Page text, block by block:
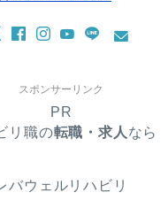
スポンサーリンク
PR
リ職の転職・求人 なら
バウェルリハビリ